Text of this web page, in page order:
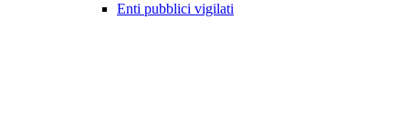
Enti pubblici vigilati